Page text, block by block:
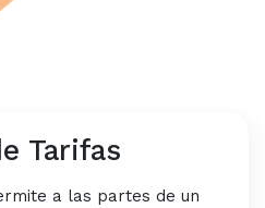
Tarifas
a las partes de un